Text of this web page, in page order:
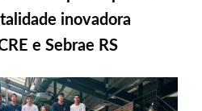
inovadora
e Sebrae RS